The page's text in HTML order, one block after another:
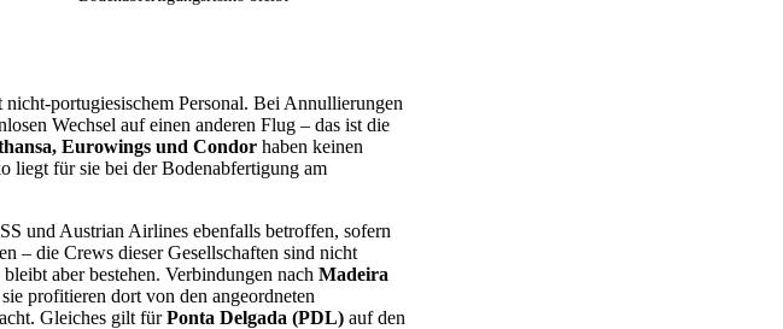
portugiesischem Personal. Bei Annullierungen
Wechsel auf einen anderen Flug – das ist die
Eurowings und Condor haben keinen
liegt für sie bei der Bodenabfertigung am
und Austrian Airlines ebenfalls betroffen, sofern
– die Crews dieser Gesellschaften sind nicht
aber bestehen. Verbindungen nach Madeira
profitieren dort von den angeordneten
Gleiches gilt fürPonta Delgada (PDL) auf den